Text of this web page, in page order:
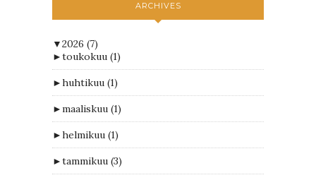
ARCHIVES
▼2026 (7)
►toukokuu (1)
►huhtikuu (1)
►maaliskuu (1)
►helmikuu (1)
►tammikuu (3)